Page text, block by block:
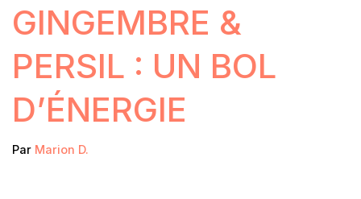
GINGEMBRE &
PERSIL : UN BOL
D’ÉNERGIE
Par Marion D.